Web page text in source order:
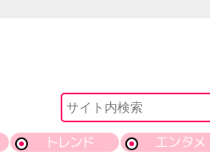
トレンド エンタメ